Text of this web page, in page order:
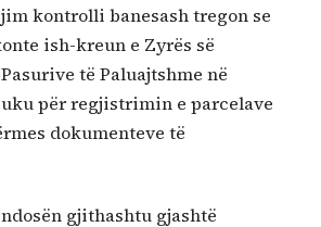
kontrolli banesash tregon se
ish-kreun e Zyrës së
të Paluajtshme në
për regjistrimin e parcelave
dokumenteve të
gjithashtu gjashtë